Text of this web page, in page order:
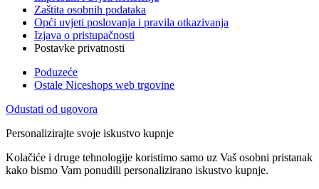
Zaštita osobnih podataka
Opći uvjeti poslovanja i pravila otkazivanja
Izjava o pristupačnosti
Postavke privatnosti
Poduzeće
Ostale Niceshops web trgovine
Odustati od ugovora
Personalizirajte svoje iskustvo kupnje
Kolačiće i druge tehnologije koristimo samo uz Vaš osobni pristanak
kako bismo Vam ponudili personalizirano iskustvo kupnje.